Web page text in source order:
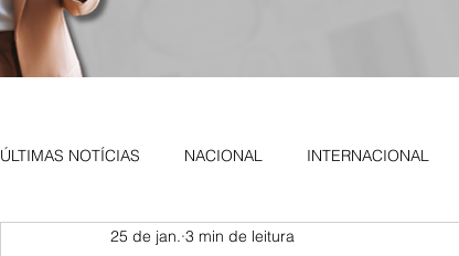
ÚLTIMAS NOTÍCIAS NACIONAL INTERNACIONAL
AGRO NEWS DESTAQUE
25 de jan. 3 min de leitura